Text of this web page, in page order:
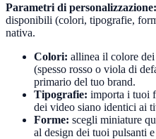
Parametri di personalizzazione:
disponibili (colori, tipografie,
nativa.
Colori: allinea il colore
(spesso rosso o viola di
primario del tuo brand.
Tipografie: importa i tuoi
dei video siano identici ai
Forme: scegli miniature
al design dei tuoi pulsanti